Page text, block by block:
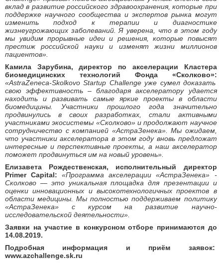
вклад в развитие российского здравоохранения, которые при
поддержке научного сообщества и экспертов рынка могут
изменить подход к терапии и диагностике
жизнеугрожающих заболеваний. Я уверена, что в этом году
мы увидим прорывные идеи и решения, которые повысят
престиж российской науки и изменят жизни миллионов
пациентов».
Камила Зарубина, директор по акселерации Кластера
биомедицинских технологий Фонда «Сколково»:
«AstraZeneca-Skolkovo Startup Challengeуже сумел доказать
свою эффективность – благодаря акселератору удается
находить и развивать самые яркие проекты в области
биомедицины. Участники прошлого года
значительно
продвинулись в своих разработках, стали активными
участниками экосистемы «Сколково» и продолжают научное
сотрудничество с компанией «АстраЗенека». Мы ожидаем,
что участники акселератора в этом году вновь предложат
интересные и перспективные проекты, а наш акселератор
поможет продвинуться им на новый уровень».
Елизавета Рождественская, исполнительный директор
Primer Capital:
«Программа акселерации «АстраЗенека» -
Сколково — это уникальная площадка для презентации и
оценки инновационных и высокотехнологичных проектов в
области медицины. Мы полностью поддерживаем политику
«АстраЗенека» с курсом на развитие научно-
исследовательской деятельности».
Заявки на участие в конкурсном отборе принимаются до
14.08.2019.
Подробная информация и приём заявок:
www.azchallenge.sk.ru